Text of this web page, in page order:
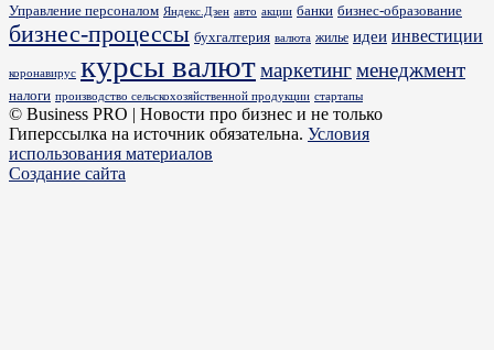
Управление персоналом Яндекс.Дзен авто акции банки бизнес-образование
бизнес-процессы бухгалтерия валюта жилье идеи инвестиции
коронавирус курсы валютмаркетингменеджмент
налоги производство сельскохозяйственной продукции стартапы
© Business PRO | Новости про бизнес и не только
Гиперссылка на источник обязательна. Условия
использования материалов
Создание сайта